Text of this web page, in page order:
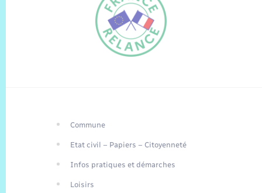
Traduction du
EN
Commune
Etat civil – Papiers – Citoyenneté
Infos pratiques et démarches
Loisirs